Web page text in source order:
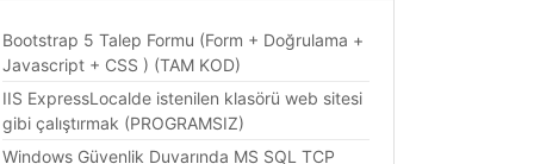
Bootstrap 5 Talep Formu (Form + Doğrulama +
Javascript + CSS ) (TAM KOD)
IIS ExpressLocalde istenilen klasörü web sitesi
gibi çalıştırmak (PROGRAMSIZ)
Windows Güvenlik Duvarında MS SQL TCP